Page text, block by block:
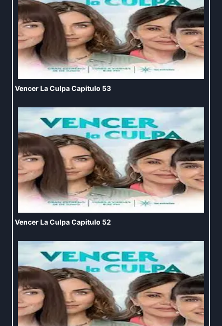
Vencer La Culpa Capitulo 53
Vencer La Culpa Capitulo 52